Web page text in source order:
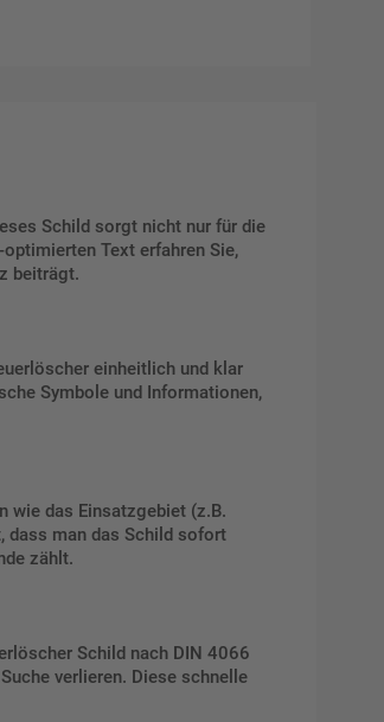
Schild sorgt nicht nur für die
Text erfahren Sie,
beiträgt.
einheitlich und klar
Symbole und Informationen,
wie das Einsatzgebiet (z.B.
dass man das Schild sofort
zählt.
Schild nach DIN 4066
verlieren. Diese schnelle